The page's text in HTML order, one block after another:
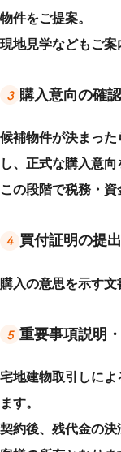
物件をご提案。
現地見学などもご案
3 購入意向の確認
候補物件が決まっ
し、正式な購入意向
この段階で税務・資
4 買付証明の提出
購入の意思を示す文
5 重要事項説明
宅地建物取引しに
ます。
契約後、残代金の